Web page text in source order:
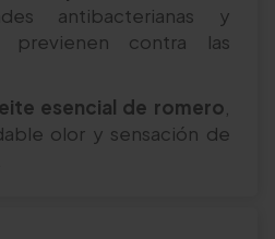
antibacterianas y
previenen contra las
esencial de romero
olor y sensación de